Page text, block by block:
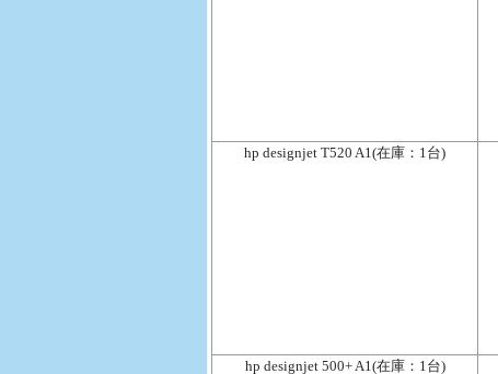
hp designjet T520 A1(在庫：1台)
hp designjet 500+ A1(在庫：1台)